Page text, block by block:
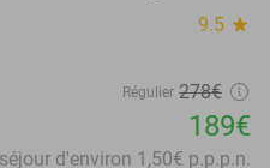
9.5 star
Régulier 278€
189€
d'environ 1,50€ p.p.p.n.